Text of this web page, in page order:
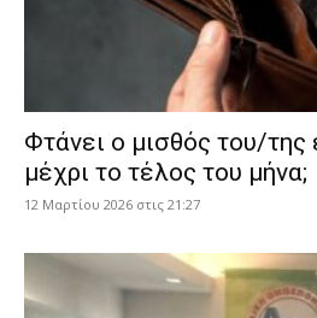
Φτάνει ο μισθός του/της
μέχρι το τέλος του μήνα;
12 Μαρτίου 2026 στις 21:27